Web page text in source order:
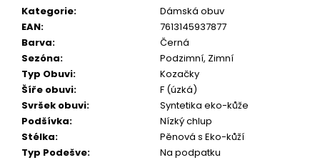
Kategorie:
Dámská obuv
EAN:
7613145937877
Barva:
Černá
Sezóna:
Podzimní, Zimní
Typ Obuvi:
Kozačky
Šíře obuvi:
F (úzká)
Svršek obuvi:
Syntetika eko-kůže
Podšívka:
Nízký chlup
Stélka:
Pěnová s Eko-kůží
Typ Podešve:
Na podpatku
Kč